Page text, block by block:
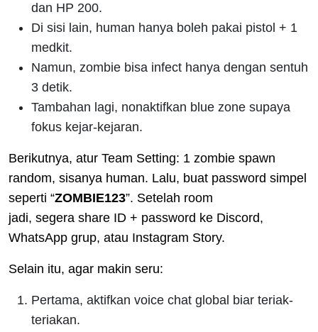
dan HP 200.
Di sisi lain, human hanya boleh pakai pistol + 1
medkit.
Namun, zombie bisa infect hanya dengan sentuh
3 detik.
Tambahan lagi, nonaktifkan blue zone supaya
fokus kejar-kejaran.
Berikutnya, atur Team Setting: 1 zombie spawn
random, sisanya human. Lalu, buat password simpel
seperti “ZOMBIE123”. Setelah room
jadi, segera share ID + password ke Discord,
WhatsApp grup, atau Instagram Story.
Selain itu, agar makin seru:
Pertama, aktifkan voice chat global biar teriak-
teriakan.